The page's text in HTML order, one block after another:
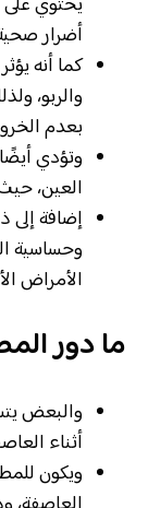
أضرار
كما أنه
والربو،
بعدم
وتؤدي
العين،
إضافة إلى
وحساسية
الأمراض
ما دور
والبعض
أثناء
ويكون